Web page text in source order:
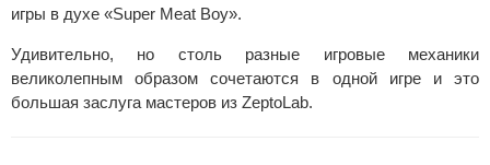
игры в духе «Super Meat Boy».
Удивительно, но столь разные игровые механики
великолепным образом сочетаются в одной игре и это
большая заслуга мастеров из ZeptoLab.